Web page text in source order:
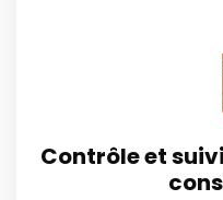
Contrôle et